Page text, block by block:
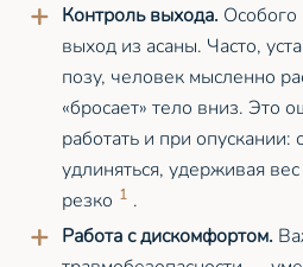
Контроль выхода. Особого
выход из асаны. Часто,
позу, человек мысленно
«бросает» тело вниз.
работать и при
удлиняться, удерживая
резко 1 .
Работа с дискомфортом.